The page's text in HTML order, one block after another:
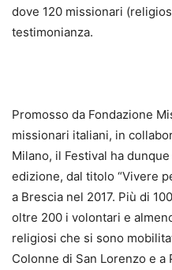
dove 120 missionari
testimonianza.
Promosso da Fondazione
missionari italiani, in
Milano, il Festival ha
edizione, dal titolo “Vivere
a Brescia nel 2017. Più di
oltre 200 i volontari e
religiosi che si sono
Colonne di San Lorenzo e a